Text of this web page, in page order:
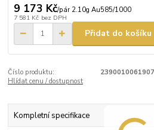
9 173 Kč/pár 2.10g Au585/1000
7 581 Kč bez DPH
Přidat do košíku
Číslo produktu:
2390010061907
Hlídat cenu / dostupnost
Kompletní specifikace